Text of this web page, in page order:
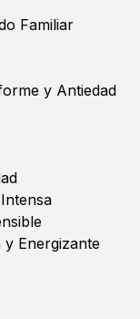
Familiar
y Antiedad
Energizante